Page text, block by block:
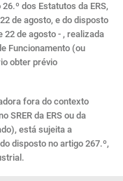
dos Estatutos da ERS,
de agosto, e do disposto
22 de agosto - , realizada
Funcionamento (ou
obter prévio
fora do contexto
SRER da ERS ou da
está sujeita a
disposto no artigo 267.º,